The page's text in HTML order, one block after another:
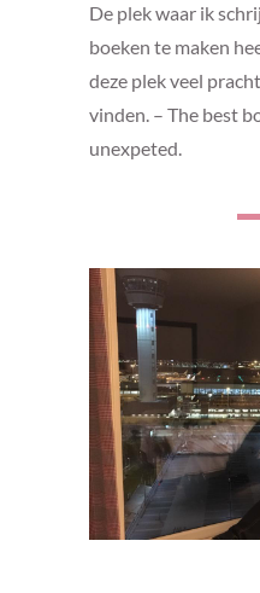
De plek waar ik
boeken te maken
deze plek veel
vinden. – The best
unexpeted.